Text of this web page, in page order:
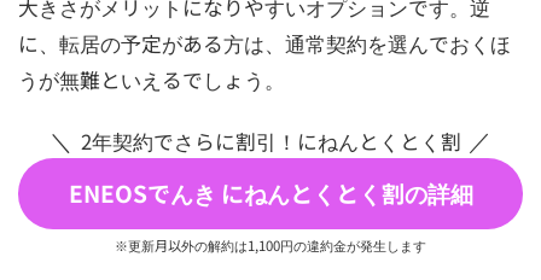
大きさがメリットになりやすいオプションです。逆
に、転居の予定がある方は、通常契約を選んでおくほ
うが無難といえるでしょう。
2年契約でさらに割引！にねんとくとく割
ENEOSでんき にねんとくとく割の詳細
※更新月以外の解約は1,100円の違約金が発生します